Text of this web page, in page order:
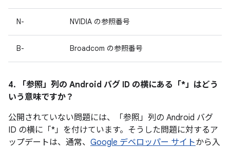
N- NVIDIA の参照番号
B- Broadcom の参照番号
4. 「参照」 列の Android バグ ID の横にある「*」はどう
いう意味ですか？
公開されていない問題には、「参照」列の Android バグ
ID の横に「*」を付けています。そうした問題に対するア
ップデートは、通常、 Google デベロッパー サイトから入